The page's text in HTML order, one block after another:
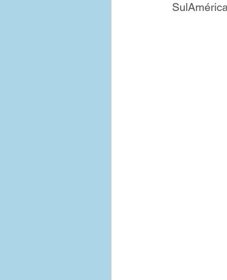
Tabelas de Preços -